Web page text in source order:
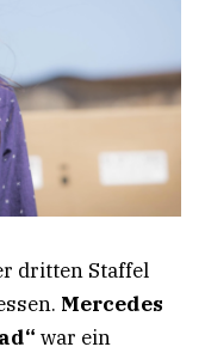
dritten Staffel
Mercedes
war ein